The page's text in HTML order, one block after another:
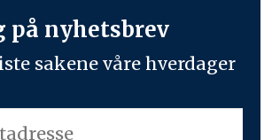
på nyhetsbrev
sakene våre hverdager